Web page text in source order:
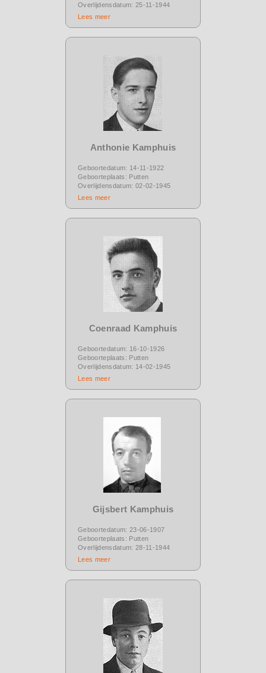
Overlijdensdatum: 25-11-1944
Lees meer
Anthonie Kamphuis
Geboortedatum: 14-11-1922
Geboorteplaats: Putten
Overlijdensdatum: 02-02-1945
Lees meer
Coenraad Kamphuis
Geboortedatum: 16-10-1926
Geboorteplaats: Putten
Overlijdensdatum: 14-02-1945
Lees meer
Gijsbert Kamphuis
Geboortedatum: 23-06-1907
Geboorteplaats: Putten
Overlijdensdatum: 28-11-1944
Lees meer